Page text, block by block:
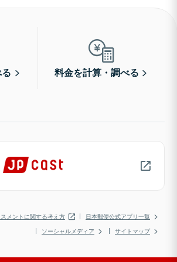
料金を計算・調べる
メントに関する考え方
日本郵便公式アプリ一覧
ソーシャルメディア
サイトマップ